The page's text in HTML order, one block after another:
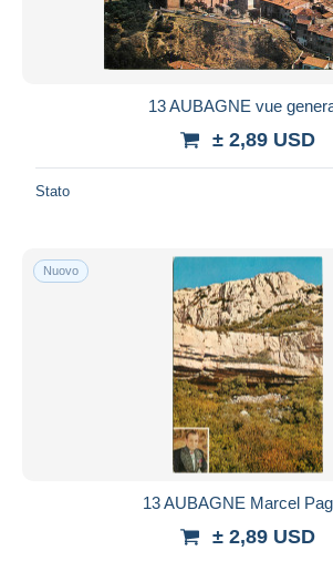
13 AUBAGNE vue
± 2,89 USD
Stato
Nuovo
13 AUBAGNE Marcel
± 2,89 USD